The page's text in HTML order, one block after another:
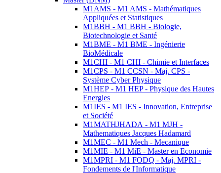
M1AMS - M1 AMS - Mathématiques
Appliquées et Statistiques
M1BBH - M1 BBH - Biologie,
Biotechnologie et Santé
M1BME - M1 BME - Ingénierie
BioMédicale
M1CHI - M1 CHI - Chimie et Interfaces
M1CPS - M1 CCSN - Maj. CPS -
Système Cyber Physique
M1HEP - M1 HEP - Physique des Hautes
Energies
M1IES - M1 IES - Innovation, Entreprise
et Société
M1MATHJHADA - M1 MJH -
Mathematiques Jacques Hadamard
M1MEC - M1 Mech - Mecanique
M1MIE - M1 MiE - Master en Economie
M1MPRI - M1 FODQ - Maj. MPRI -
Fondements de l'Informatique